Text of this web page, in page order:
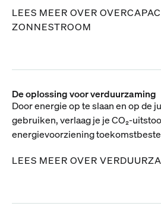
LEES MEER OVER
ZONNESTROOM
De oplossing voor verduurzaming
Door energie op te slaan en op de
gebruiken, verlaag je je CO₂-
energievoorziening
LEES MEER OVER